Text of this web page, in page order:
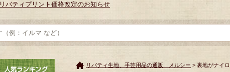
リバティプリント価格改定のお知らせ
リバティ生地、手芸用品の通販 メルシー > 裏地がナイ